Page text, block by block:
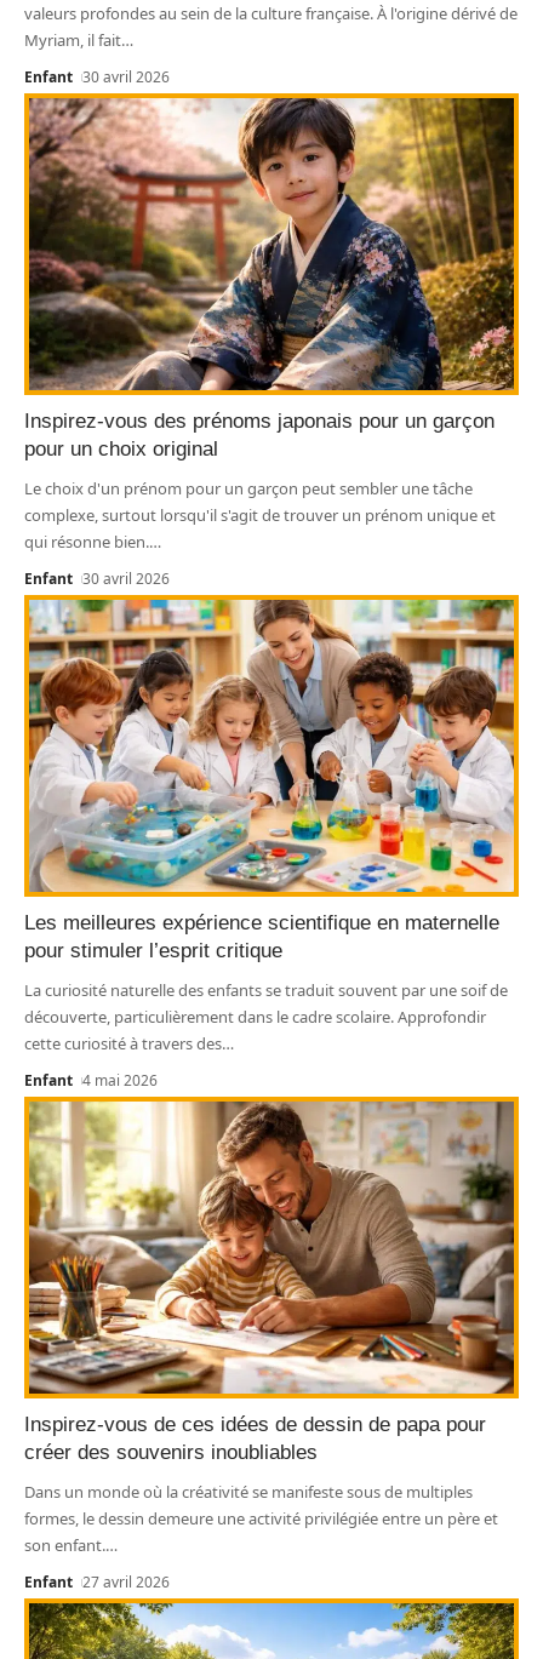
valeurs profondes au sein de la culture française. À l'origine dérivé de
Myriam, il fait…
Enfant 30 avril 2026
Inspirez-vous des prénoms japonais pour un garçon
pour un choix original
Le choix d'un prénom pour un garçon peut sembler une tâche
complexe, surtout lorsqu'il s'agit de trouver un prénom unique et
qui résonne bien.…
Enfant 30 avril 2026
Les meilleures expérience scientifique en maternelle
pour stimuler l’esprit critique
La curiosité naturelle des enfants se traduit souvent par une soif de
découverte, particulièrement dans le cadre scolaire. Approfondir
cette curiosité à travers des…
Enfant 4 mai 2026
Inspirez-vous de ces idées de dessin de papa pour
créer des souvenirs inoubliables
Dans un monde où la créativité se manifeste sous de multiples
formes, le dessin demeure une activité privilégiée entre un père et
son enfant.…
Enfant 27 avril 2026